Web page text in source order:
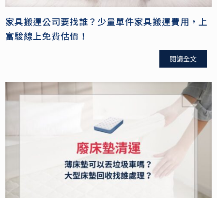
家具搬運公司要找誰？少量單件家具搬運費用，上
富駿線上免費估價！
閱讀全文